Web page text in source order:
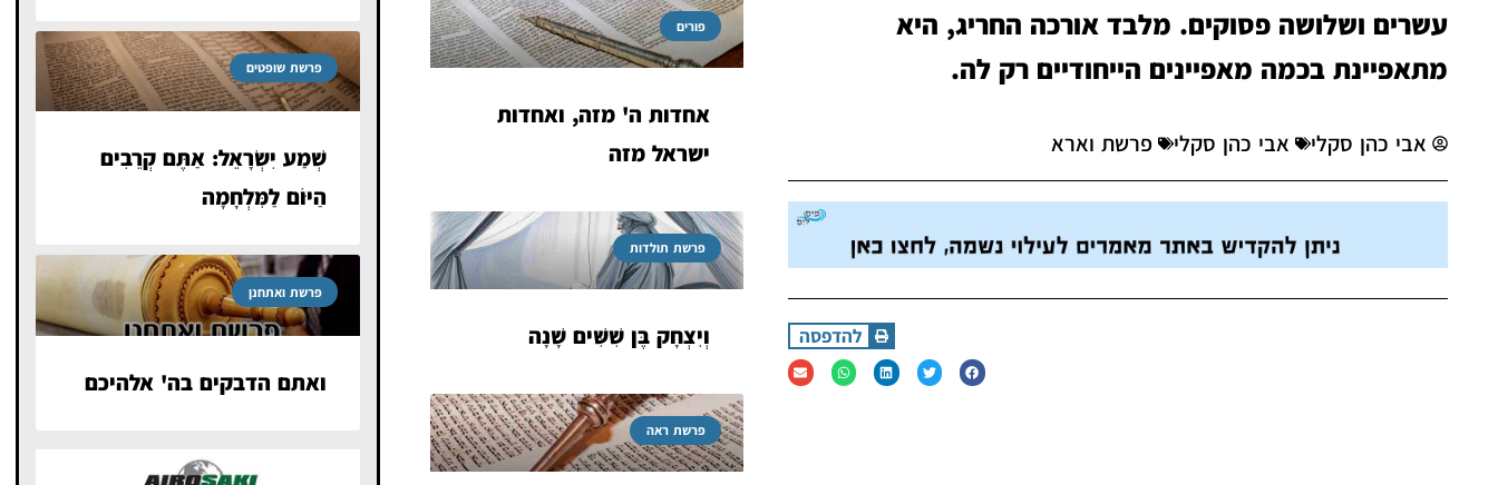
עשרים ושלושה פסוקים. מלבד אורכה החריג, היא
מתאפיינת בכמה מאפיינים הייחודיים רק לה.
אבי כהן סקלי אבי כהן סקלי פרשת וארא
להדפסה
פורים
אחדות ה' מזה, ואחדות
ישראל מזה
פרשת תולדות
וְיִצְחָק בֶּן שִׁשִּׁים שָׁנָה
פרשת ראה
פרשת שופטים
שְׁמַע יִשְׂרָאֵל: אַתֶּם קְרֵבִים
הַיּוֹם לַמִּלְחָמָה
פרשת ואתחנן
ואתם הדבקים בה' אלהיכם